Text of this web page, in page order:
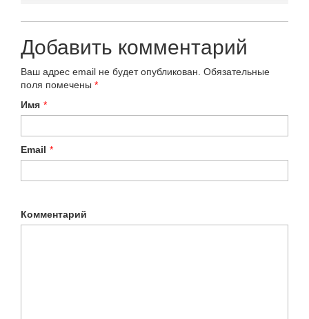
Добавить комментарий
Ваш адрес email не будет опубликован. Обязательные
поля помечены *
Имя *
Email *
Комментарий